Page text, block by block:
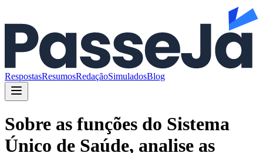
RespostasResumosRedaçãoSimuladosBlog
Sobre as funções do Sistema
Único de Saúde, analise as